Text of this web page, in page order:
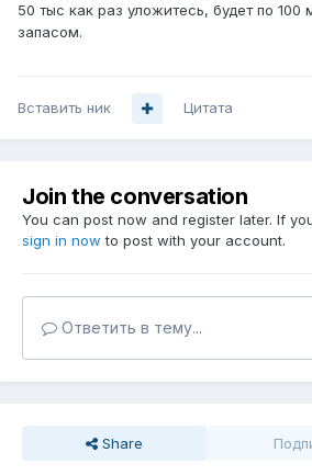
50 тыс как раз уложитесь, будет по 100
запасом.
Вставить ник Цитата
Join the conversation
You can post now and register later. If
sign in now to post with your account.
Ответить в тему...
Share